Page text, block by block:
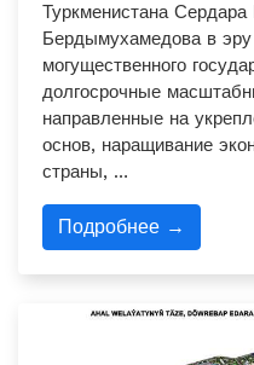
Туркменистана Сердара
Бердымухамедова в
могущественного
долгосрочные
направленные на
основ, наращивание
страны, …
Подробнее →